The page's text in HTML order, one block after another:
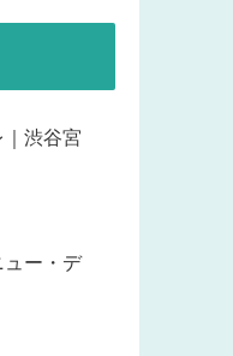
｜渋谷宮
ュー・デ